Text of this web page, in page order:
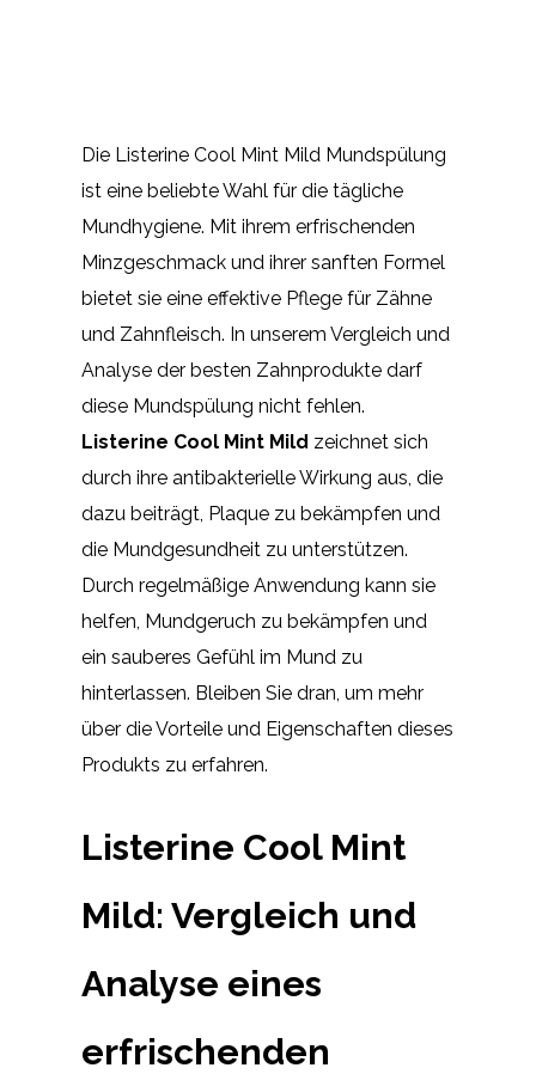
Die Listerine Cool Mint Mild Mundspülung
ist eine beliebte Wahl für die tägliche
Mundhygiene. Mit ihrem erfrischenden
Minzgeschmack und ihrer sanften Formel
bietet sie eine effektive Pflege für Zähne
und Zahnfleisch. In unserem Vergleich und
Analyse der besten Zahnprodukte darf
diese Mundspülung nicht fehlen.
Listerine Cool Mint Mild zeichnet sich
durch ihre antibakterielle Wirkung aus, die
dazu beiträgt, Plaque zu bekämpfen und
die Mundgesundheit zu unterstützen.
Durch regelmäßige Anwendung kann sie
helfen, Mundgeruch zu bekämpfen und
ein sauberes Gefühl im Mund zu
hinterlassen. Bleiben Sie dran, um mehr
über die Vorteile und Eigenschaften dieses
Produkts zu erfahren.
Listerine Cool Mint
Mild: Vergleich und
Analyse eines
erfrischenden